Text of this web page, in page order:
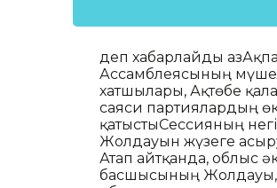
деп хабарлайды
Ассамблеясының
хатшылары, Ақтөбе
саяси партиялардың
қатыстыСессияның
Жолдауын жүзеге
Атап айтқанда, облыс
басшысының Жолдауы,